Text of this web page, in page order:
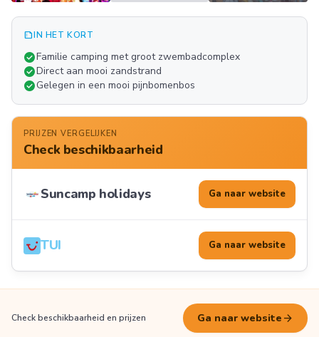
FOTO'S
summarizeIN HET KORT
check_circleFamilie camping met groot zwembadcomplex
check_circleDirect aan mooi zandstrand
check_circleGelegen in een mooi pijnbomenbos
PRIJZEN VERGELIJKEN
Check beschikbaarheid
Suncamp holidays Ga naar website
TUI Ga naar website
Check beschikbaarheid en prijzen Ga naar website arrow_forward